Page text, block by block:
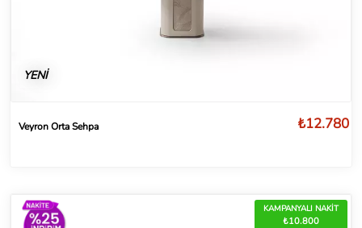
YENİ
Veyron Orta Sehpa ₺12.780
KAMPANYALI NAKİT
₺10.800